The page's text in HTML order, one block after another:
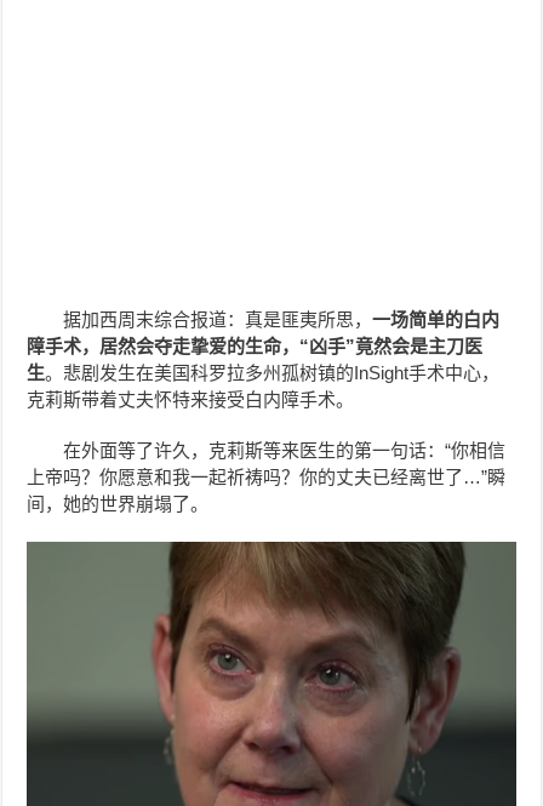
据加西周末综合报道：真是匪夷所思，一场简单的白内
障手术，居然会夺走挚爱的生命，“凶手”竟然会是主刀医
生。 悲剧发生在美国科罗拉多州孤树镇的InSight手术中心，
克莉斯带着丈夫怀特来接受白内障手术。
在外面等了许久，克莉斯等来医生的第一句话：“你相信
上帝吗？你愿意和我一起祈祷吗？你的丈夫已经离世了…”瞬
间，她的世界崩塌了。